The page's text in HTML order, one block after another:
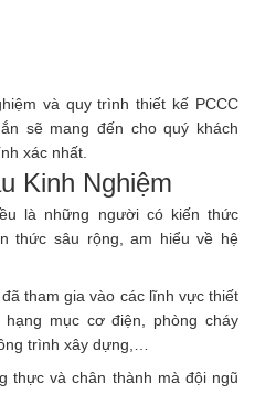
và quy trình thiết kế PCCC
sẽ mang đến cho quý khách
xác nhất.
Kinh Nghiệm
là những người có kiến thức
thức sâu rộng, am hiểu về hệ
tham gia vào các lĩnh vực thiết
mục cơ điện, phòng cháy
trình xây dựng,…
thực và chân thành mà đội ngũ